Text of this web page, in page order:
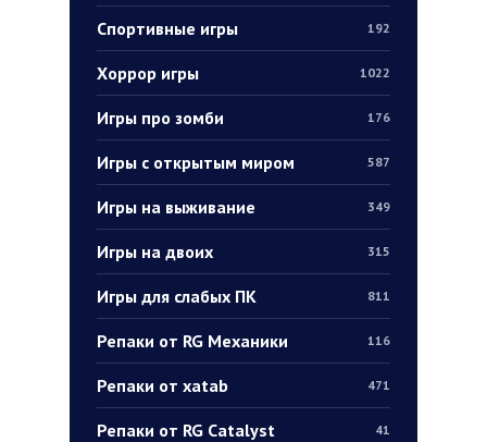
Спортивные игры 192
Хоррор игры 1022
Игры про зомби 176
Игры с открытым миром 587
Игры на выживание 349
Игры на двоих 315
Игры для слабых ПК 811
Репаки от RG Механики 116
Репаки от xatab 471
Репаки от RG Catalyst 41